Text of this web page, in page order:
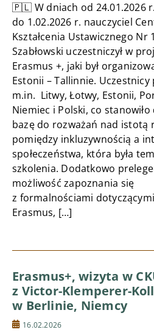
🇵🇱 W dniach od 24.01.2026 r.
do 1.02.2026 r. nauczyciel
Kształcenia Ustawicznego Nr
Szabłowski uczestniczył w
Erasmus +, jaki był
Estonii – Tallinnie.
m.in. Litwy, Łotwy, Estonii,
Niemiec i Polski, co stanowiło
bazę do rozważań nad istotą
pomiędzy inkluzywnością a
społeczeństwa, która była
szkolenia. Dodatkowo
możliwość zapoznania się
z formalnościami
Erasmus, […]
Erasmus+, wizyta w
z Victor-Klemperer-
w Berlinie, Niemcy
16.02.2026